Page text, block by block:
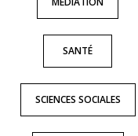
SANTÉ
SCIENCES SOCIALES